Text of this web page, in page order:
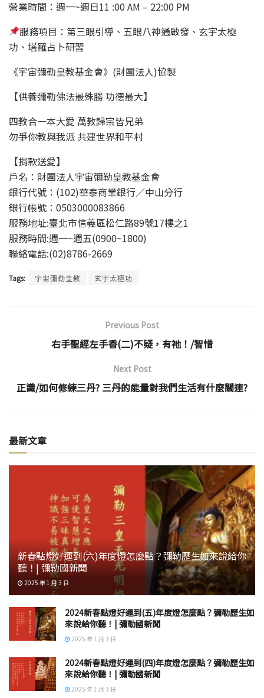
營業時間：週一~週日11 :00 AM – 22:00 PM
服務項目：第三眼引導、五眼八神通啟發、玄宇太極
功、塔羅占卜研習
《宇宙彌勒皇教基金會》(財團法人)協製
【供養彌勒佛法最殊勝 功德最大】
四教合一本大愛 萬教歸宗皆兄弟
勿爭你教與我派 共建世界和平村
【捐款送愛】
戶名：財團法人宇宙彌勒皇教基金會
銀行代號：(102)華泰商業銀行／中山分行
銀行帳號：0503000083866
服務地址:臺北市信義區松仁路89號17樓之1
服務時間:週一~週五(0900~1800)
聯絡電話:(02)8786-2669
Tags: 宇宙彌勒皇教 玄宇太極功
Previous Post
右手聖經左手香(二)不疑，有祂！/智惜
Next Post
正識/如何修練三丹? 三丹的能量對我們生活有什麼關連?
最新文章
新春點燈好運到(六)年度燈怎麼點？彌勒歷生如來說給你
聽！| 彌勒國新聞
2025 年 1 月 3 日
2024新春點燈好運到(五)年度燈怎麼點？彌勒歷生如
來說給你聽！| 彌勒國新聞
2025 年 1 月 3 日
2024新春點燈好運到(四)年度燈怎麼點？彌勒歷生如
來說給你聽！| 彌勒國新聞
2025 年 1 月 3 日